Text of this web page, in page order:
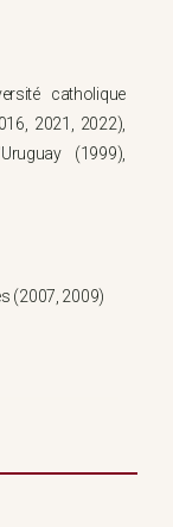
catholique
2021, 2022),
(1999),
(2007, 2009)